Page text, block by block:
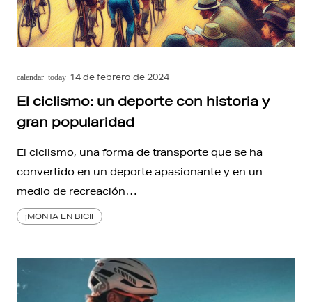
calendar_today 14 de febrero de 2024
El ciclismo: un deporte con historia y
gran popularidad
El ciclismo, una forma de transporte que se ha
convertido en un deporte apasionante y en un
medio de recreación…
¡MONTA EN BICI!